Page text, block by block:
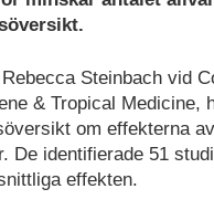
Steinbach vid
& Tropical Medicine,
om effekterna av
De identifierade 51
effekten.